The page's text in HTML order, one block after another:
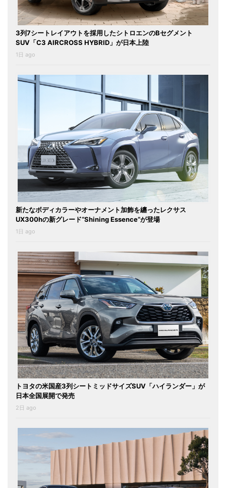
3列7シートレイアウトを採用したシトロエンのBセグメント
SUV「C3 AIRCROSS HYBRID」が日本上陸
1日 ago
新たなボディカラーやオーナメント加飾を纏ったレクサス
UX300hの新グレード“Shining Essence”が登場
1日 ago
トヨタの米国産3列シートミッドサイズSUV「ハイランダー」が
日本全国展開で発売
2日 ago